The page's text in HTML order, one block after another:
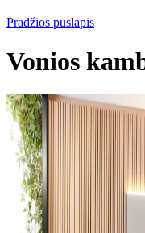
Pradžios puslapis
Vonios